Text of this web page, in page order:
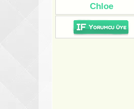
Chloe